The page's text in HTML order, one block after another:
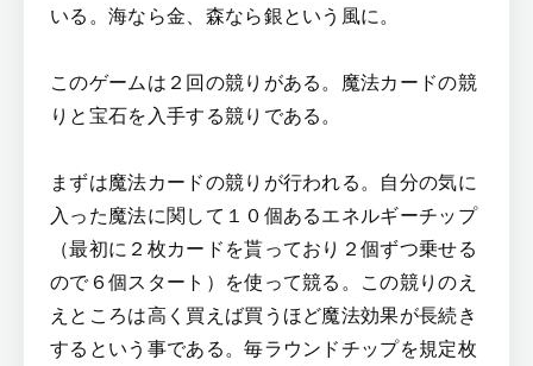
いる。海なら金、森なら銀という風に。
このゲームは２回の競りがある。魔法カードの競
りと宝石を入手する競りである。
まずは魔法カードの競りが行われる。自分の気に
入った魔法に関して１０個あるエネルギーチップ
（最初に２枚カードを貰っており２個ずつ乗せる
ので６個スタート）を使って競る。この競りのえ
えところは高く買えば買うほど魔法効果が長続き
するという事である。毎ラウンドチップを規定枚